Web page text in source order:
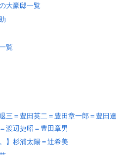
大豪邸一覧
覧
三＝豊田英二＝豊田章一郎＝豊田達
渡辺捷昭＝豊田章男
】杉浦太陽＝辻希美